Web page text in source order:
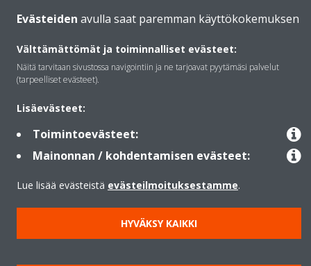
Ratkaisut
Yhteystiedot
Lämpöpumput
Copyright © Daikin
Evästeiden avulla saat paremman käyttökokemuksen
Välttämättömät ja toiminnalliset evästeet:
Näitä tarvitaan sivustossa navigointiin ja ne tarjoavat pyytämäsi palvelut
(tarpeelliset evästeet).
Lisäevästeet:
Toimintoevästeet:
Mainonnan / kohdentamisen evästeet:
Lue lisää evästeistä evästeilmoituksestamme.
HYVÄKSY KAIKKI